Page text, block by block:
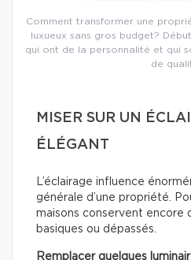
Comment transformer une
luxueux sans gros budget?
qui ont de la personnalité et qui
de
MISER SUR UN
ÉLÉGANT
L’éclairage influence
générale d’une propriété.
maisons conservent encore
basiques ou dépassés.
Remplacer quelques